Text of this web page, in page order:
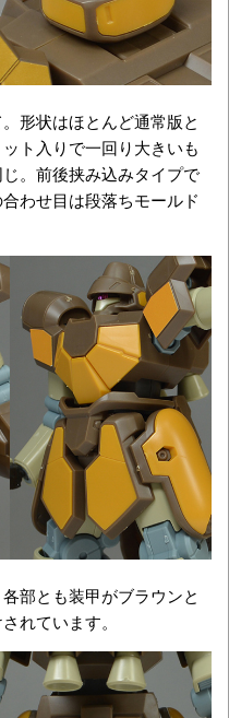
形状はほとんど通常版と
ト入りで一回り大きいも
。前後挟み込みタイプで
わせ目は段落ちモールド
部とも装甲がブラウンと
れています。